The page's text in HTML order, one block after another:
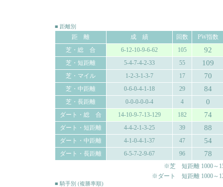
■ 距離別
距 離 成 績 回数
PW指数
芝・総 合
6-12-10-9-6-62 105 92
芝・短距離 5-4-7-4-2-33 55 109
芝・マイル 1-2-3-1-3-7 17 70
芝・中距離 0-6-0-4-1-18 29 84
芝・長距離 0-0-0-0-0-4 4 0
ダート・総 合 14-10-9-7-13-129 182 74
ダート・短距離 4-4-2-1-3-25 39 88
ダート・中距離 4-1-0-4-1-37 47 54
ダート・長距離 6-5-7-2-9-67 96 78
※芝 短距離 1000～
※ダート 短距離 1000～
■ 騎手別 (複勝率順)